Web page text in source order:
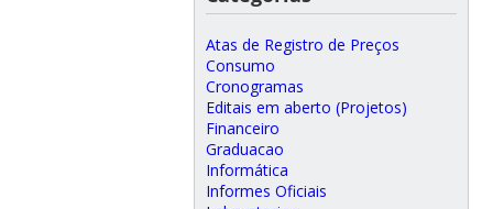
Atas de Registro de Preços
Consumo
Cronogramas
Editais em aberto (Projetos)
Financeiro
Graduacao
Informática
Informes Oficiais